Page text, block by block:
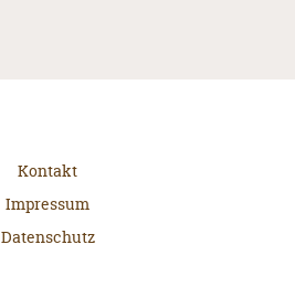
Kontakt
Impressum
Datenschutz